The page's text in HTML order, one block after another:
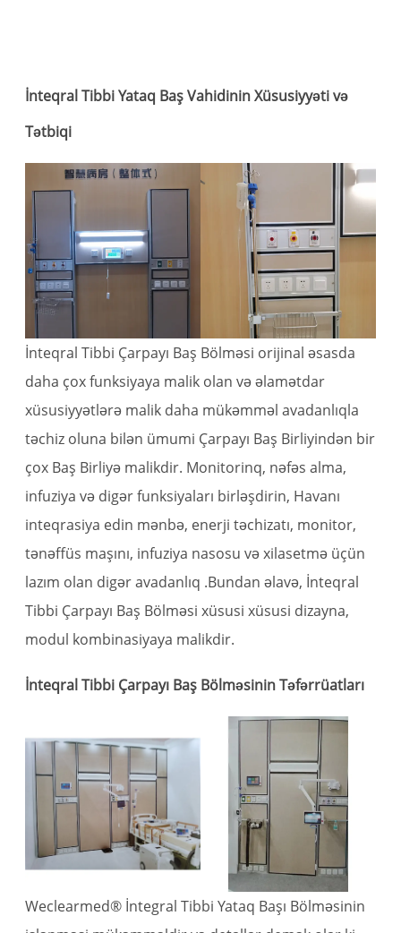
İnteqral Tibbi Yataq Baş Vahidinin Xüsusiyyəti və
Tətbiqi
İnteqral Tibbi Çarpayı Baş Bölməsi orijinal əsasda
daha çox funksiyaya malik olan və əlamətdar
xüsusiyyətlərə malik daha mükəmməl avadanlıqla
təchiz oluna bilən ümumi Çarpayı Baş Birliyindən bir
çox Baş Birliyə malikdir. Monitorinq, nəfəs alma,
infuziya və digər funksiyaları birləşdirin, Havanı
inteqrasiya edin mənbə, enerji təchizatı, monitor,
tənəffüs maşını, infuziya nasosu və xilasetmə üçün
lazım olan digər avadanlıq .Bundan əlavə, İnteqral
Tibbi Çarpayı Baş Bölməsi xüsusi xüsusi dizayna,
modul kombinasiyaya malikdir.
İnteqral Tibbi Çarpayı Baş Bölməsinin Təfərrüatları
Weclearmed® İntegral Tibbi Yataq Başı Bölməsinin